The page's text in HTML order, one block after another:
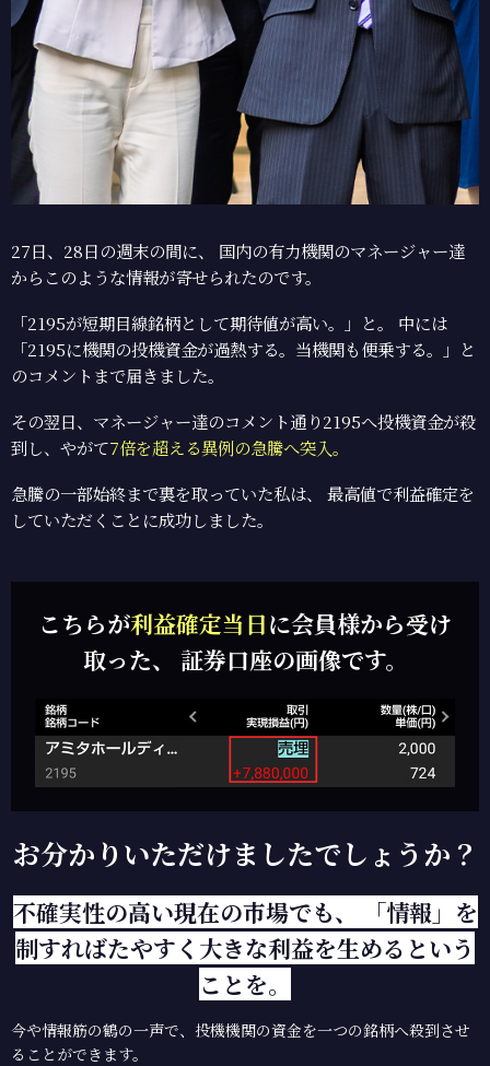
27日、28日の週末の間に、 国内の有力機関のマネージャー達
からこのような情報が寄せられたのです。
「2195が短期目線銘柄として期待値が高い。」と。 中には
「2195に機関の投機資金が過熱する。当機関も便乗する。」と
のコメントまで届きました。
その翌日、マネージャー達のコメント通り2195へ投機資金が殺
到し、やがて7倍を超える異例の急騰へ突入。
急騰の一部始終まで裏を取っていた私は、 最高値で利益確定を
していただくことに成功しました。
こちらが利益確定当日に会員様から受け
取った、
証券口座の画像です。
お分かりいただけましたでしょうか？
不確実性の高い現在の市場でも、
「情報」を
制すればたやすく大きな利益を生めるという
ことを。
今や情報筋の鶴の一声で、投機機関の資金を一つの銘柄へ殺到させ
ることができます。